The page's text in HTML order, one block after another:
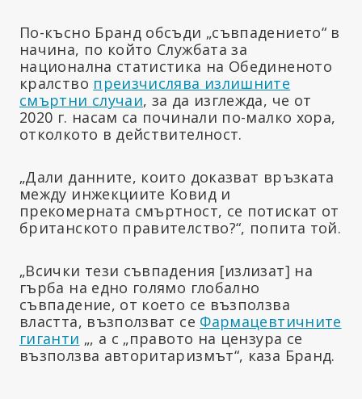
По-късно Бранд обсъди „съвпадението“ в
начина, по който Службата за
национална статистика на Обединеното
кралство преизчислява излишните
смъртни случаи, за да изглежда, че от
2020 г. насам са починали по-малко хора,
отколкото в действителност.
„Дали данните, които доказват връзката
между инжекциите Ковид и
прекомерната смъртност, се потискат от
британското правителство?“, попита той.
„Всички тези съвпадения [излизат] на
гърба на едно голямо глобално
съвпадение, от което се възползва
властта, възползват се Фармацевтичните
гиганти „, а с „правото на цензура се
възползва авторитаризмът“, каза Бранд.